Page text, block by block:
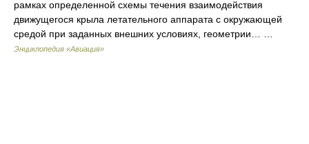
рамках определенной схемы течения взаимодействия
движущегося крыла летательного аппарата с окружающей
средой при заданных внешних условиях, геометрии… …
Энциклопедия «Авиация»